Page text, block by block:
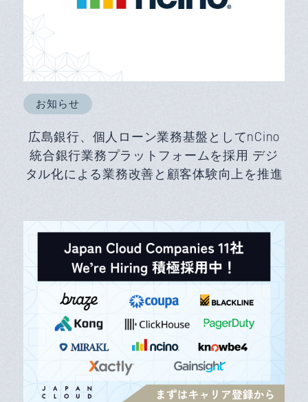
お知らせ
広島銀行、個人ローン業務基盤としてnCino
統合銀行業務プラットフォームを採用 デジ
タル化による業務改善と顧客体験向上を推進